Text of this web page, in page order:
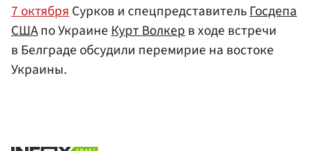
7 октября Сурков и спецпредставительГосдепа
СШАпо Украине Курт Волкер в ходе встречи
в Белграде обсудили перемирие на востоке
Украины.